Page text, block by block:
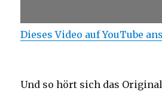
Dieses Video auf YouTube
Und so hört sich das